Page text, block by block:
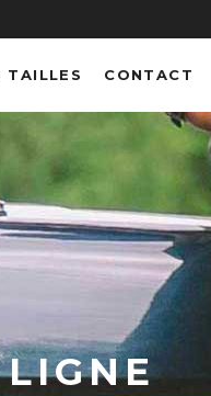
TAILLES CONTACT